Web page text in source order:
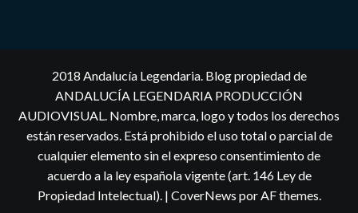
2018 Andalucía Legendaria. Blog propiedad de
ANDALUCÍA LEGENDARIA PRODUCCIÓN
AUDIOVISUAL. Nombre, marca, logo y todos los derechos
están reservados. Está prohibido el uso total o parcial de
cualquier elemento sin el expreso consentimiento de
acuerdo a la ley española vigente (art. 146 Ley de
Propiedad Intelectual). | CoverNews por AF themes.